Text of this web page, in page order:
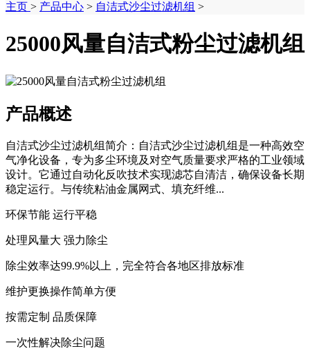
主页 > 产品中心 > 自洁式沙尘过滤机组 >
25000风量自洁式粉尘过滤机组
产品概述
自洁式沙尘过滤机组简介：自洁式沙尘过滤机组是一种高效空
气净化设备，专为多尘环境及对空气质量要求严格的工业领域
设计。它通过自动化反吹技术实现滤芯自清洁，确保设备长期
稳定运行。与传统粘油金属网式、填充纤维...
环保节能 运行平稳
处理风量大 强力除尘
除尘效率达99.9%以上，完全符合各地区排放标准
维护更换操作简单方便
按需定制 品质保障
一次性解决除尘问题